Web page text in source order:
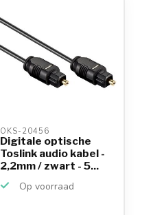
OKS-20456
Digitale optische
Toslink audio kabel -
2,2mm / zwart - 5...
Op voorraad